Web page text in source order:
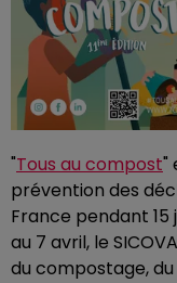
"Tous au compost"
prévention des
France pendant 15
au 7 avril, le
du compostage,